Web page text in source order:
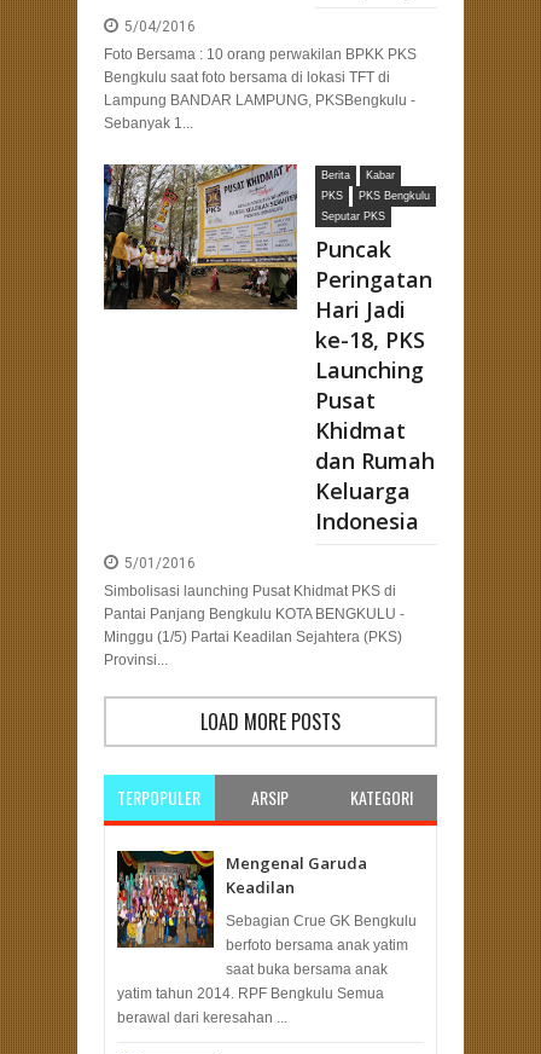
5/04/2016
Foto Bersama : 10 orang perwakilan BPKK PKS
Bengkulu saat foto bersama di lokasi TFT di
Lampung BANDAR LAMPUNG, PKSBengkulu -
Sebanyak 1...
Berita
Kabar
PKS
PKS Bengkulu
Seputar PKS
Puncak
Peringatan
Hari Jadi
ke-18, PKS
Launching
Pusat
Khidmat
dan Rumah
Keluarga
Indonesia
5/01/2016
Simbolisasi launching Pusat Khidmat PKS di
Pantai Panjang Bengkulu KOTA BENGKULU -
Minggu (1/5) Partai Keadilan Sejahtera (PKS)
Provinsi...
LOAD MORE POSTS
TERPOPULER ARSIP KATEGORI
Mengenal Garuda
Keadilan
Sebagian Crue GK Bengkulu
berfoto bersama anak yatim
saat buka bersama anak
yatim tahun 2014. RPF Bengkulu Semua
berawal dari keresahan ...